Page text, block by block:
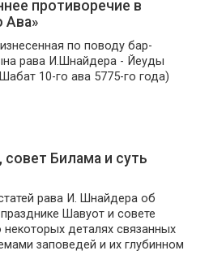
противоречие в
Ава»
по поводу бар-
рава И.Шнайдера - Йеуды
10-го ава 5775-го года)
Билама и суть
рава И. Шнайдера об
Шавуот и совете
некоторых деталях связанных
заповедей и их глубинном